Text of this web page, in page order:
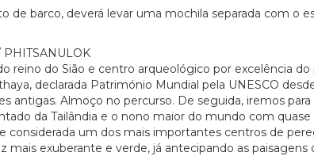
de barco, deverá levar uma mochila separada com o
reino do Sião e centro arqueológico por excelência
declarada Património Mundial pela UNESCO
antigas. Almoço no percurso. De seguida, iremos
da Tailândia e o nono maior do mundo com
considerada um dos mais importantes centros de
exuberante e verde, já antecipando as